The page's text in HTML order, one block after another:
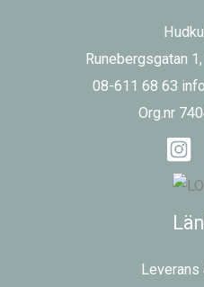
Runebergsgatan
08-611 68 63
Org.nr
Leverans